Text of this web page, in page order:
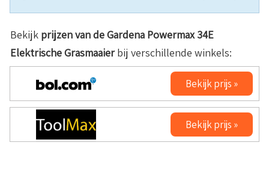
Bekijk prijzen van deGardena Powermax 34E
Elektrische Grasmaaierbij verschillende winkels:
Bekijk prijs »
Bekijk prijs »